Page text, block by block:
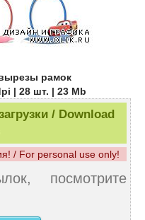
рамок
| 28 шт. | 23 Mb
/ Download
/ For personal use only!
посмотрите